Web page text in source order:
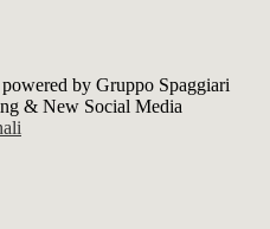
by Gruppo Spaggiari
& New Social Media